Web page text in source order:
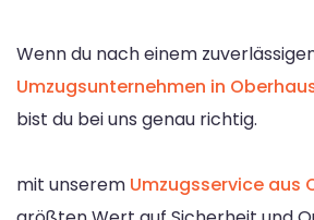
Wenn du nach einem
Umzugsunternehmen in
bist du bei uns genau richtig.
mit unserem Umzugsservice aus